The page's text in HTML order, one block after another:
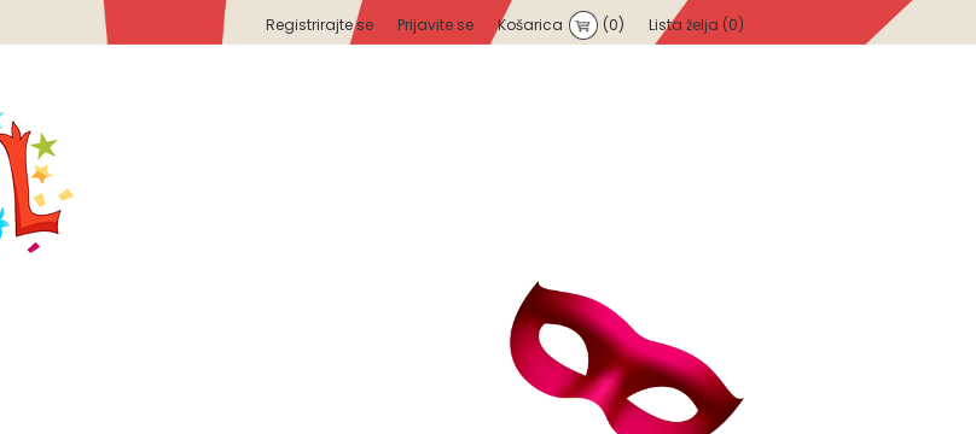
Registrirajte se Prijavite se Košarica (0) Lista želja (0)